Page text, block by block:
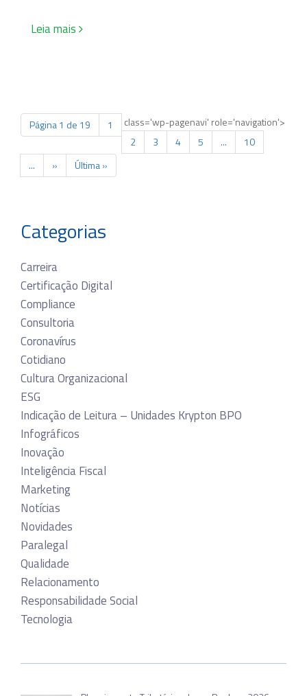
Leia mais
class='wp-pagenavi' role='navigation'>
Página 1 de 19
1
2
3 4 5 ...
10
...
» Última »
Categorias
Carreira
Certificação Digital
Compliance
Consultoria
Coronavírus
Cotidiano
Cultura Organizacional
ESG
Indicação de Leitura – Unidades Krypton BPO
Infográficos
Inovação
Inteligência Fiscal
Marketing
Notícias
Novidades
Paralegal
Qualidade
Relacionamento
Responsabilidade Social
Tecnologia